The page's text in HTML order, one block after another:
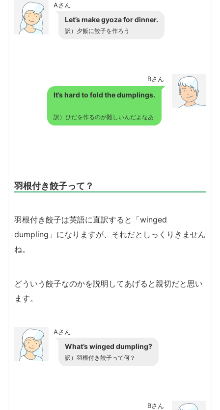
Aさん
Let’s make gyoza for dinner.
訳）夕飯に餃子を作ろう
Bさん
It’s hard to fold the dumplings.
訳）ひだを作るのが難しいんだよなあ
羽根付き餃子って？
羽根付き餃子は英語に直訳すると「winged
dumpling」になりますが、それだとしっくりきません
ね。
どういう餃子なのかを説明してあげると親切だと思い
ます。
Aさん
What’s winged dumpling?
訳）羽根付き餃子って何？
Bさん